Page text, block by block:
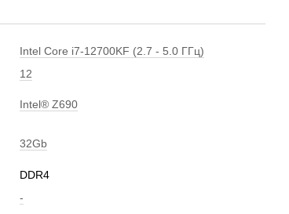
Intel Core i7-12700KF (2.7 - 5.0 ГГц)
12
Intel® Z690
32Gb
DDR4
-